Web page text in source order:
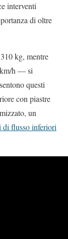
interventi
di oltre
kg, mentre
km/h — si
questi
con piastre
un
di flusso inferiori